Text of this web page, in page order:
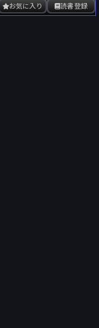
読書登録
お気に入り